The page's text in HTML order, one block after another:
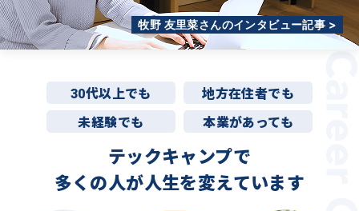
牧野 友里菜さんのインタビュー記事 >
30代以上でも
地方在住者でも
未経験でも
本業があっても
テックキャンプで
多くの人が人生を変えています